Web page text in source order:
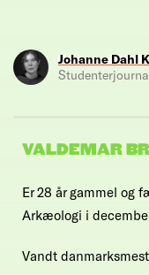
Johanne Dahl
VALDEMAR
Er 28 år gammel og
Arkæologi i
Vandt